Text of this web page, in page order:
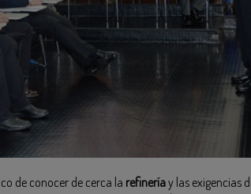
de conocer de cerca la refineríay las exigencias